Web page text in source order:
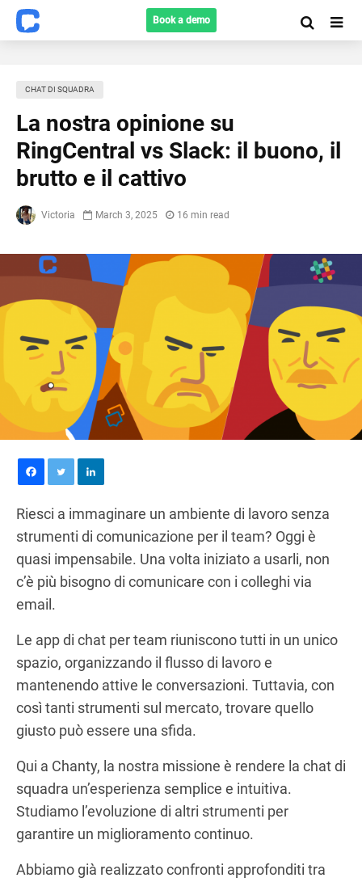
Book a demo
CHAT DI SQUADRA
La nostra opinione su
RingCentral vs Slack: il buono, il
brutto e il cattivo
Victoria March 3, 2025 16 min read
Riesci a immaginare un ambiente di lavoro senza
strumenti di comunicazione per il team? Oggi è
quasi impensabile. Una volta iniziato a usarli, non
c’è più bisogno di comunicare con i colleghi via
email.
Le app di chat per team riuniscono tutti in un unico
spazio, organizzando il flusso di lavoro e
mantenendo attive le conversazioni. Tuttavia, con
così tanti strumenti sul mercato, trovare quello
giusto può essere una sfida.
Qui a Chanty, la nostra missione è rendere la chat di
squadra un’esperienza semplice e intuitiva.
Studiamo l’evoluzione di altri strumenti per
garantire un miglioramento continuo.
Abbiamo già realizzato confronti approfonditi tra